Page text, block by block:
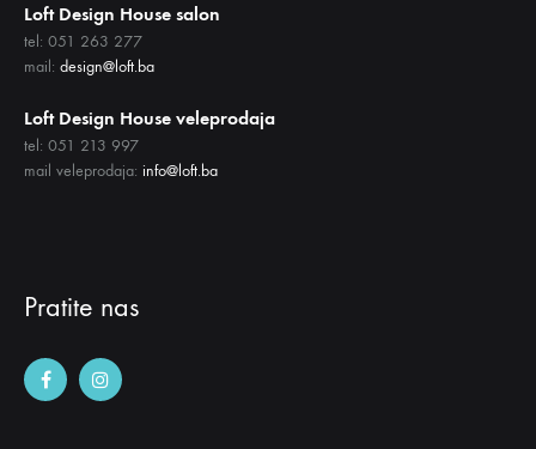
Loft Design House salon
tel: 051 263 277
mail: design@loft.ba
Loft Design House veleprodaja
tel: 051 213 997
mail veleprodaja: info@loft.ba
Pratite nas